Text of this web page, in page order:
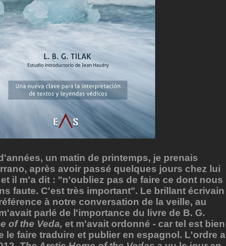
un matin de printemps, je prenais
après avoir passé quelques jours chez lui
il m'a dit : "n'oubliez pas de faire ce dont nous
faute. C'est très important". Le brillant écrivain
à notre conversation de la veille, au
parlé de l'importance du livre de B. G.
of the Veda, et m'avait ordonné - car tel est bien
le faire traduire et publier en espagnol. L'ordre a